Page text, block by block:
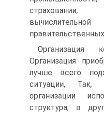
Организация
Организация
лучше всего
ситуации, Так,
организации
структура, в